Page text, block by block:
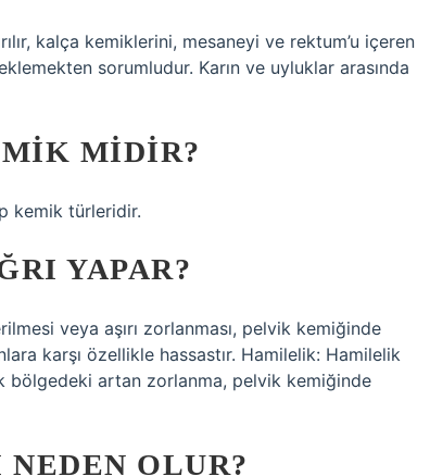
kalça kemiklerini, mesaneyi ve rektum’u içeren
sorumludur. Karın ve uyluklar arasında
MIDIR?
kemik türleridir.
YAPAR?
veya aşırı zorlanması, pelvik kemiğinde
karşı özellikle hassastır. Hamilelik: Hamilelik
bölgedeki artan zorlanma, pelvik kemiğinde
OLUR?